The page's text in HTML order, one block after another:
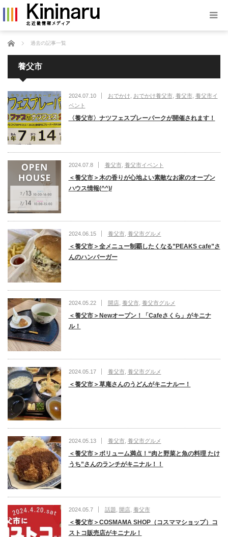
ホーム 過去の記事一覧
養父市
2024.07.10 おでかけ おでかけ養父市, 養父市, 養父市イ
ベント
〈養父市〉ナツフェスプレーパークが開催されます！
2024.07.8 養父市, 養父市イベント
＜養父市＞木の香りが心地よい素敵なお家のオープン
ハウス情報(^^)/
2024.06.15 養父市, 養父市グルメ
＜養父市＞全メニュー制覇したくなる”PEAKS cafe”さ
んのハンバーガー
2024.05.22 開店, 養父市, 養父市グルメ
＜養父市＞Newオープン！「Cafeさくら」がキニナ
ル！
2024.05.17 養父市, 養父市グルメ
＜養父市＞草庵さんのうどんがキニナルー！
2024.05.13 養父市, 養父市グルメ
＜養父市＞ボリューム満点！“肉と野菜と魚の料理 たけ
うち”さんのランチがキニナル！！
2024.05.7 話題 開店, 養父市
＜養父市＞COSMAMA SHOP（コスママショップ）コ
ストコ販売店がキニナル！